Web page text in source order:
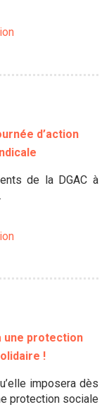
d’action
de la DGAC à
une protection
!
imposera dès
protection sociale